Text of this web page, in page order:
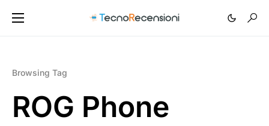
Browsing Tag
ROG Phone